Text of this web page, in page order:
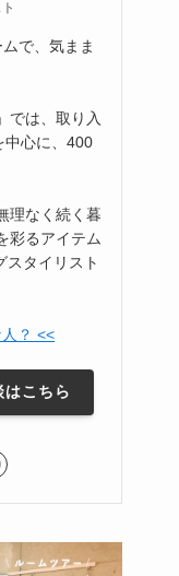
で、気まま
では、取り入
中心に、400
理なく続く暮
彩るアイテム
スタイリスト
？ <<
はこちら